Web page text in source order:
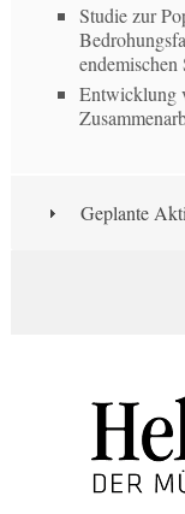
Studie zur
Entwicklung
Geplante